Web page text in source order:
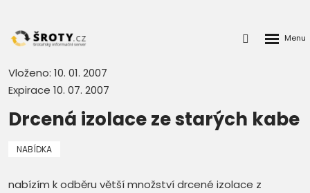
Přihlášení
Vloženo: 10. 01. 2007
Expirace 10. 07. 2007
Drcená izolace ze starých kabe
NABÍDKA
nabízím k odběru větší množství drcené izolace z